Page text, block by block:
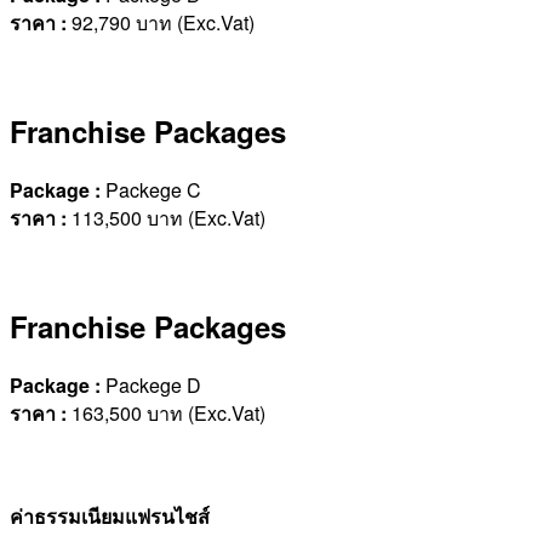
ราคา : 92,790 บาท (Exc.Vat)
Franchise Packages
Package : Packege C
ราคา : 113,500 บาท (Exc.Vat)
Franchise Packages
Package : Packege D
ราคา : 163,500 บาท (Exc.Vat)
ค่าธรรมเนียมแฟรนไชส์